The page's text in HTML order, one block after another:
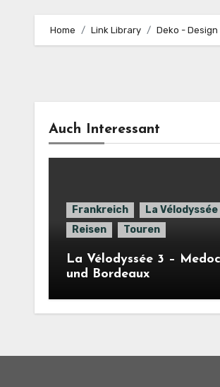
Home Link Library Deko - Design
Auch Interessant
Frankreich
La Vélodyssée
Reisen
Touren
La Vélodyssée 3 – Medoc
und Bordeaux